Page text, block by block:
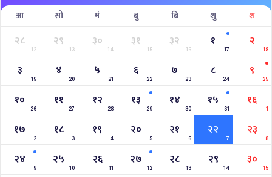
आ सो मं बु बि शु श
२८
12
२९
13
३०
14
३१
15
३२
16
१
17
२
18
३
19
४
20
५
21
६
22
७
23
८
24
९
25
१०
26
११
27
१२
28
१३
29
१४
30
१५
31
१६
1
१७
2
१८
3
१९
4
२०
5
२१
6
२२
7
२३
8
२४
9
२५
10
२६
11
२७
12
२८
13
२९
14
३०
15